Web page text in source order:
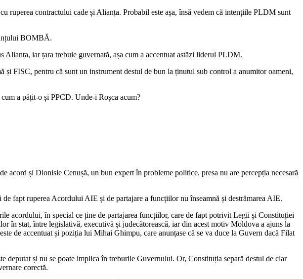
ruperea contractului cade și Alianța. Probabil este așa, însă vedem că intențiile PLDM sunt
BOMBĂ.
iar țara trebuie guvernată, așa cum a accentuat astăzi liderul PLDM.
FISC, pentru că sunt un instrument destul de bun la ținutul sub control a anumitor oameni,
a pățit-o și PPCD. Unde-i Roșca acum?
acord și Dionisie Cenușă, un bun expert în probleme politice, presa nu are percepția necesară
fapt ruperea Acordului AIE și de partajare a funcțiilor nu înseamnă și destrămarea AIE.
acordului, în special ce ține de partajarea funcțiilor, care de fapt potrivit Legii și Constituției
în stat, între legislativă, executivă și judecătorească, iar din acest motiv Moldova a ajuns la
de accentuat și poziția lui Mihai Ghimpu, care anunțase că se va duce la Guvern dacă Filat
deputat și nu se poate implica în treburile Guvernului. Or, Constituția separă destul de clar
corectă.